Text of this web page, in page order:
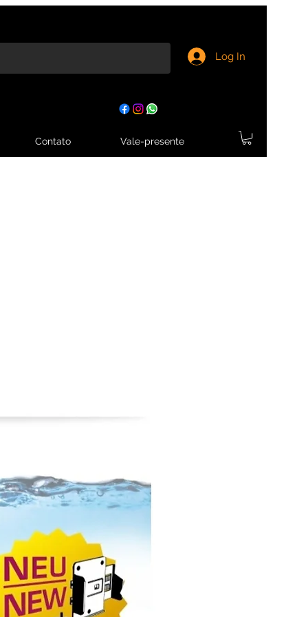
Log In
Contato Vale-presente